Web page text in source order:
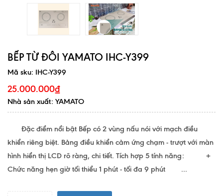
BẾP TỪ ĐÔI YAMATO IHC-Y399
Mã sku: IHC-Y399
25.000.000₫
Nhà sản xuất: YAMATO
Đặc điểm nổi bật Bếp có 2 vùng nấu nói với mạch điều
khiển riêng biệt. Bảng điều khiển cảm ứng chạm - trượt với màn
hình hiển thị LCD rõ ràng, chi tiết. Tích hợp 5 tính năng: +
Chức năng hẹn giờ tối thiểu 1 phút - tối đa 9 phút ...